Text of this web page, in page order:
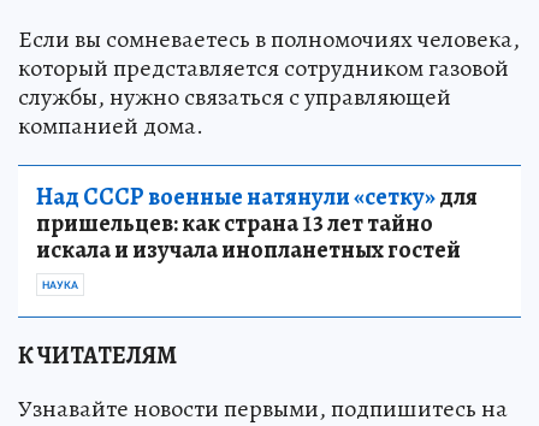
Если вы сомневаетесь в полномочиях человека,
который представляется сотрудником газовой
службы, нужно связаться с управляющей
компанией дома.
Над СССР военные натянули «сетку»для
пришельцев: как страна 13 лет тайно
искала и изучала инопланетных гостей
НАУКА
К ЧИТАТЕЛЯМ
Узнавайте новости первыми, подпишитесь на